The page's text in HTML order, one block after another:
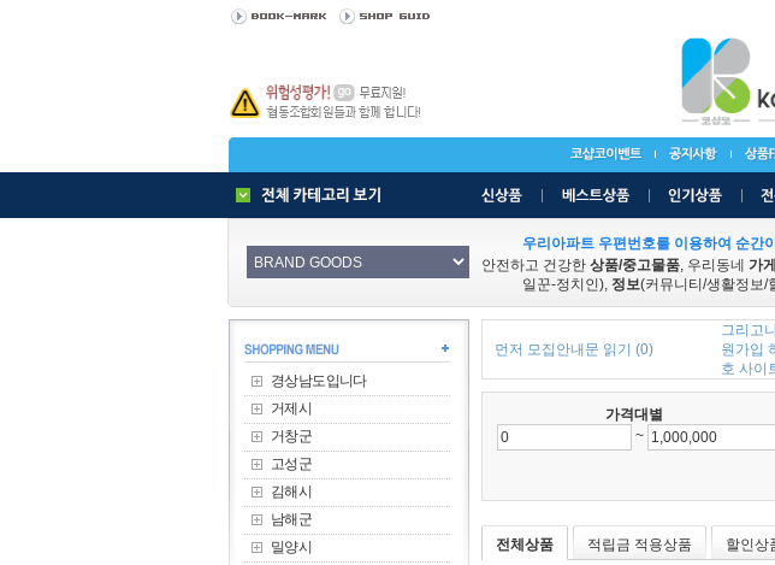
우리아파트 우편번호를 이용하여 순
안전하고 건강한 상품/중고물품, 우리동네 가게
일꾼-정치인), 정보(커뮤니티/생활정보/
경상남도입니다
거제시
거창군
고성군
김해시
남해군
밀양시
먼저 모집안내문 읽기 (0)
그리고
원가입
호 사이
가격대별
~
전체상품 적립금 적용상품 할인상